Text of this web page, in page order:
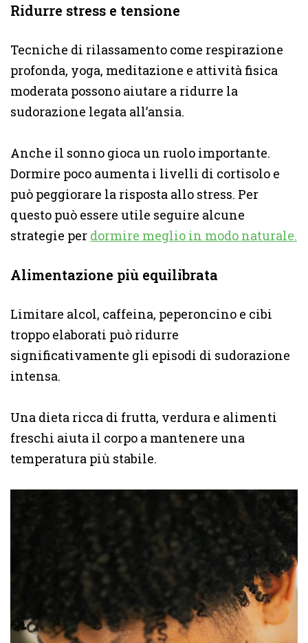
Ridurre stress e tensione
Tecniche di rilassamento come respirazione
profonda, yoga, meditazione e attività fisica
moderata possono aiutare a ridurre la
sudorazione legata all’ansia.
Anche il sonno gioca un ruolo importante.
Dormire poco aumenta i livelli di cortisolo e
può peggiorare la risposta allo stress. Per
questo può essere utile seguire alcune
strategie per dormire meglio in modo naturale.
Alimentazione più equilibrata
Limitare alcol, caffeina, peperoncino e cibi
troppo elaborati può ridurre
significativamente gli episodi di sudorazione
intensa.
Una dieta ricca di frutta, verdura e alimenti
freschi aiuta il corpo a mantenere una
temperatura più stabile.